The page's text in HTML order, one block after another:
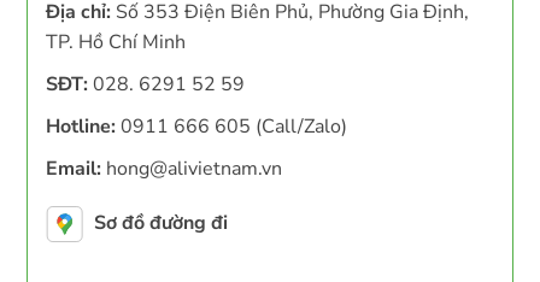
Địa chỉ: Số 353 Điện Biên Phủ, Phường Gia Định,
TP. Hồ Chí Minh
SĐT: 028. 6291 52 59
Hotline: 0911 666 605 (Call/Zalo)
Email: hong@alivietnam.vn
Sơ đồ đường đi